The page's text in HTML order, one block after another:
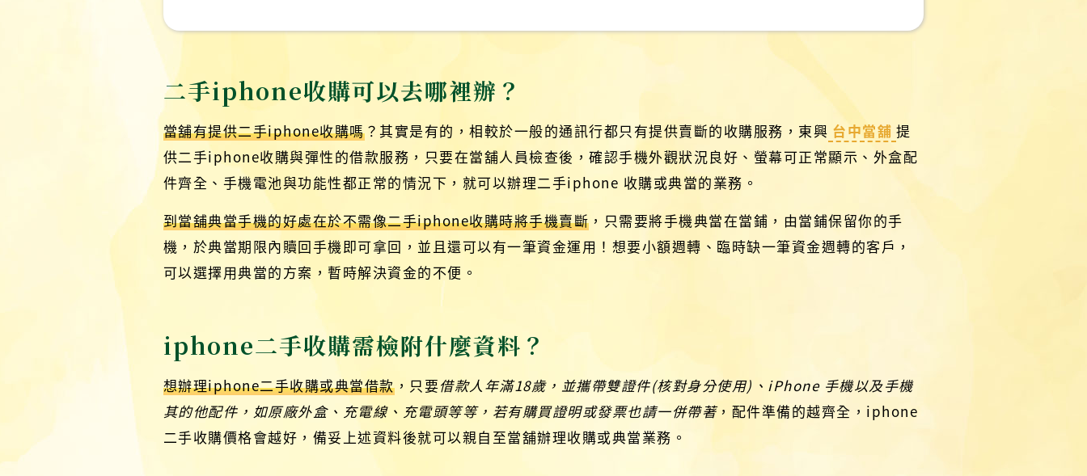
二手iphone收購可以去哪裡辦？
當舖有提供二手iphone收購嗎？其實是有的，相較於一般的通訊行都只有提供賣斷的收購服務，東興 台中當舖 提
供二手iphone收購與彈性的借款服務，只要在當舖人員檢查後，確認手機外觀狀況良好、螢幕可正常顯示、外盒配
件齊全、手機電池與功能性都正常的情況下，就可以辦理二手iphone 收購或典當的業務。
到當舖典當手機的好處在於不需像二手iphone收購時將手機賣斷 ，只需要將手機典當在當鋪，由當鋪保留你的手
機，於典當期限內贖回手機即可拿回，並且還可以有一筆資金運用！想要小額週轉、臨時缺一筆資金週轉的客戶，
可以選擇用典當的方案，暫時解決資金的不便。
iphone二手收購需檢附什麼資料？
想辦理iphone二手收購或典當借款，只要借款人年滿18歲，並攜帶雙證件(核對身分使用)、iPhone 手機以及手機
其的他配件，如原廠外盒、充電線、充電頭等等，若有購買證明或發票也請一併帶著，配件準備的越齊全，iphone
二手收購價格會越好，備妥上述資料後就可以親自至當舖辦理收購或典當業務。